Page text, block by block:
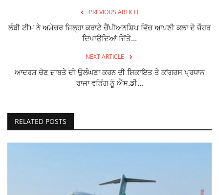
PREVIOUS ARTICLE
ਲੰਬੀ ਟੀਮ ਨੇ ਅਮੇਚਰ ਜਿਲ੍ਹਾ ਕਰਾਟੇ ਚੈਂਪੀਅਨਸ਼ਿਪ ਵਿੱਚ ਆਪਣੀ ਕਲਾ ਦੇ ਜੌਹਰ
ਦਿਖਾਉਦਿਆਂ ਜਿੱਤੇ...
NEXT ARTICLE
ਆਦਰਸ਼ ਚੋਣ ਜ਼ਾਬਤੇ ਦੀ ਉਲੰਘਣਾ ਕਰਨ ਦੀ ਸ਼ਿਕਾਇਤ ਤੇ ਕਾਂਗਰਸ ਪ੍ਰਧਾਨ
ਰਾਜਾ ਵੜਿੰਗ ਨੂੰ ਐੱਸ.ਡੀ...
RELATED POSTS